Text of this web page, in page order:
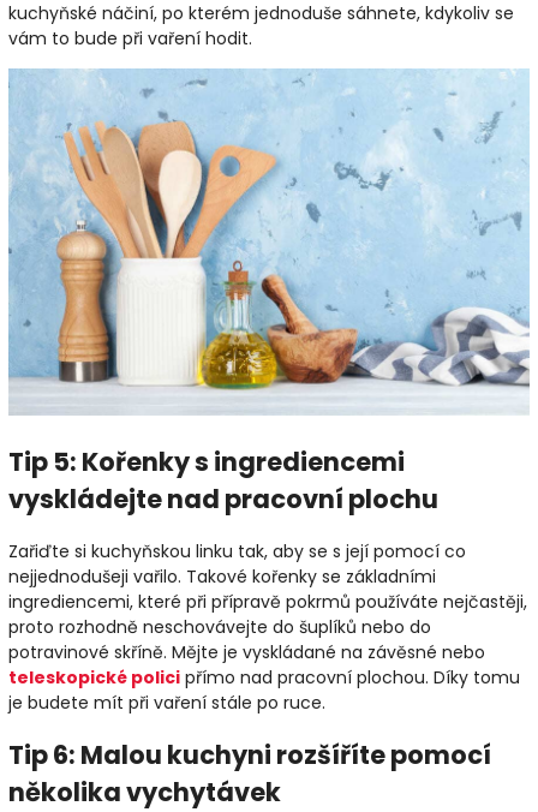
kuchyňské náčiní, po kterém jednoduše sáhnete, kdykoliv se
vám to bude při vaření hodit.
Tip 5: Kořenky s ingrediencemi
vyskládejte nad pracovní plochu
Zařiďte si kuchyňskou linku tak, aby se s její pomocí co
nejjednodušeji vařilo. Takové kořenky se základními
ingrediencemi, které při přípravě pokrmů používáte nejčastěji,
proto rozhodně neschovávejte do šuplíků nebo do
potravinové skříně. Mějte je vyskládané na závěsné nebo
teleskopické polici přímo nad pracovní plochou. Díky tomu
je budete mít při vaření stále po ruce.
Tip 6: Malou kuchyni rozšíříte pomocí
několika vychytávek